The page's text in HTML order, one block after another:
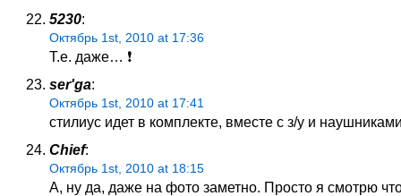
5230:
Октябрь 1st, 2010 at 17:36
Т.е. даже… ❗
ser'ga:
Октябрь 1st, 2010 at 17:41
стилиус идет в комплекте, вместе с з/у и
Chief:
Октябрь 1st, 2010 at 18:15
А, ну да, даже на фото заметно. Просто я смотрю